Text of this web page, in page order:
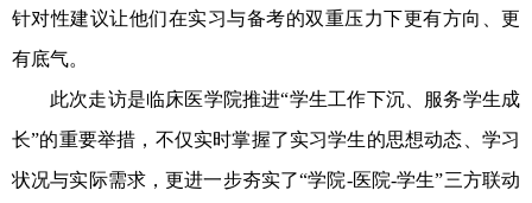
针对性建议让他们在实习与备考的双重压力下更有方向、更
有底气。
此次走访是临床医学院推进“学生工作下沉、服务学生成
长”的重要举措，不仅实时掌握了实习学生的思想动态、学习
状况与实际需求，更进一步夯实了“学院-医院-学生”三方联动